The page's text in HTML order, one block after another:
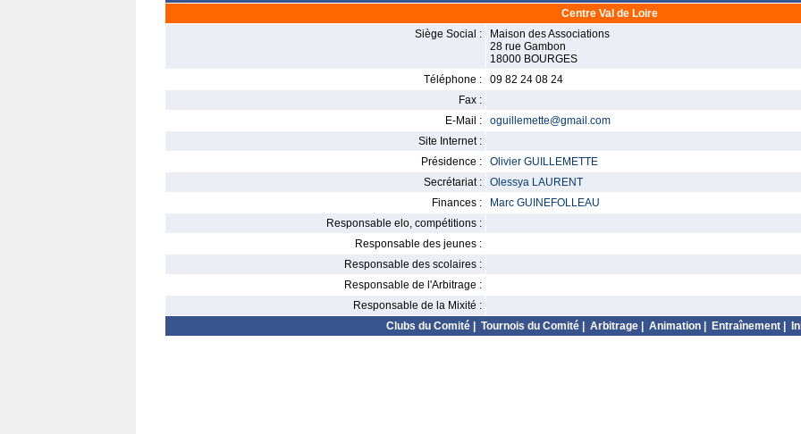
Centre Val de Loire
Siège Social :
Maison des Associations
28 rue Gambon
18000 BOURGES
Téléphone :
09 82 24 08 24
Fax :
E-Mail :
oguillemette@gmail.com
Site Internet :
Présidence :
Olivier GUILLEMETTE
Secrétariat :
Olessya LAURENT
Finances :
Marc GUINEFOLLEAU
Responsable elo, compétitions :
Responsable des jeunes :
Responsable des scolaires :
Responsable de l'Arbitrage :
Responsable de la Mixité :
Clubs du Comité| Tournois du Comité| Arbitrage| Animation| Entraînement|